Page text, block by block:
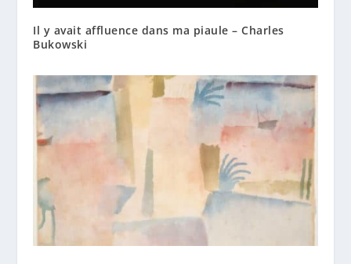
Il y avait affluence dans ma piaule – Charles
Bukowski